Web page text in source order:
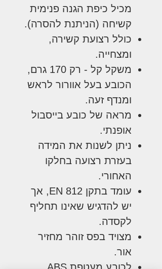
מכיל כיפת הגנה פנימית
קשיחה (הניתנת להסרה).
כולל רצועת קשירה,
ומצחייה.
משקל קל - רק 170 גרם,
הכובע בעל אוורור לראש
ומנדף זעה.
מראה של כובע בייסבול
אופנתי.
ניתן לשנות את המידה
בעזרת רצועה בחלקו
האחורי.
עומד בתקן EN 812, אך
יש להדגיש שאינו תחליף
לקסדה.
מצויד בפס זוהר מחזיר
אור.
לכובע מעטפת ABS